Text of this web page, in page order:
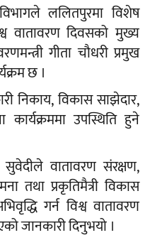
ललितपुरमा विशेष
वातावरण दिवसको मुख्य
गीता चौधरी प्रमुख
छ ।
निकाय, विकास साझेदार,
कार्यक्रममा उपस्थिति हुने
सुवेदीले वातावरण संरक्षण,
तथा प्रकृतिमैत्री विकास
गर्न विश्व वातावरण
जानकारी दिनुभयो ।